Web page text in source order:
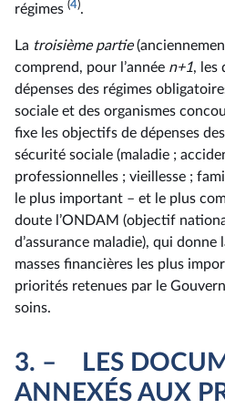
régimes (4).
La troisième partie
comprend, pour l’année n+1, les
dépenses des régimes
sociale et des organismes
fixe les objectifs de dépenses
sécurité sociale (maladie ;
professionnelles ; vieillesse ;
le plus important – et le plus
doute l’ONDAM (objectif
d’assurance maladie), qui donne
masses financières les plus
priorités retenues par le
soins.
3. – LES
ANNEXÉS AUX